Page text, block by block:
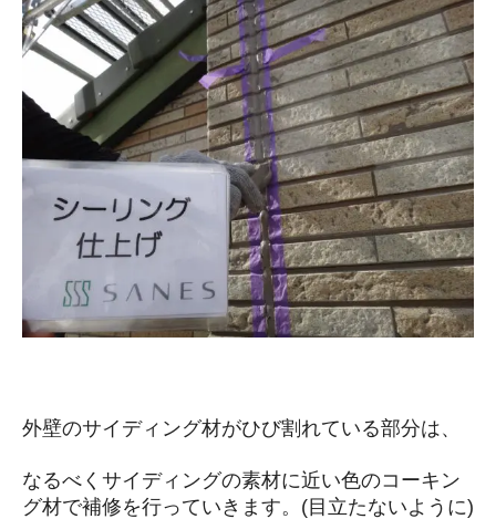
外壁のサイディング材がひび割れている部分は、
なるべくサイディングの素材に近い色のコーキン
グ材で補修を行っていきます。(目立たないように)